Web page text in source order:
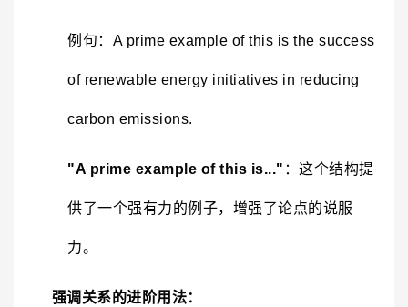
例句：A prime example of this is the success
of renewable energy initiatives in reducing
carbon emissions.
"A prime example of this is..." ：这个结构提
供了一个强有力的例子，增强了论点的说服
力。
强调关系的进阶用法：